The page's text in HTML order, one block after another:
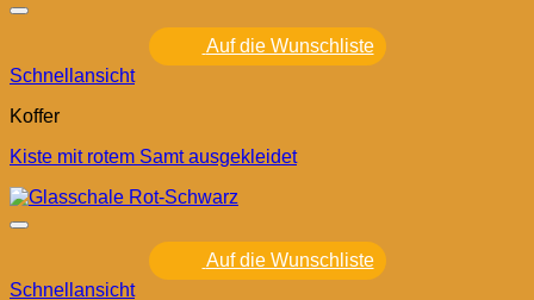
Auf die Wunschliste
Schnellansicht
Koffer
Kiste mit rotem Samt ausgekleidet
Auf die Wunschliste
Schnellansicht